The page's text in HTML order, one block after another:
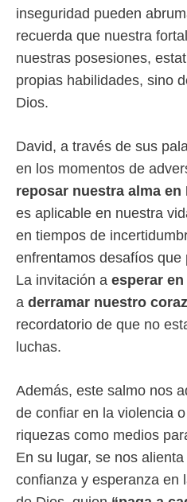
inseguridad pueden
recuerda que nuestra
nuestras posesiones,
propias habilidades, sino
Dios.
David, a través de sus
en los momentos de
reposar nuestra alma en
es aplicable en nuestra
en tiempos de
enfrentamos desafíos que
La invitación a esperar
a derramar nuestro
recordatorio de que no
luchas.
Además, este salmo nos
de confiar en la violencia
riquezas como medios
En su lugar, se nos
confianza y esperanza en